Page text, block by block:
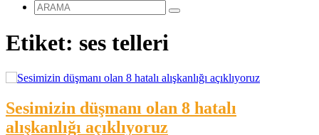
Etiket: ses telleri
Sesimizin düşmanı olan 8 hatalı
alışkanlığı açıklıyoruz